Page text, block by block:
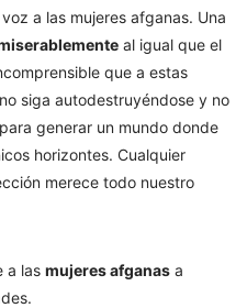
a las mujeres afganas. Una
al igual que el
que a estas
siga autodestruyéndose y no
generar un mundo donde
horizontes. Cualquier
merece todo nuestro
a las mujeres afganas a